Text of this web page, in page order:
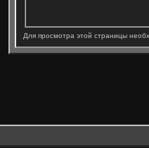
Для просмотра этой страницы